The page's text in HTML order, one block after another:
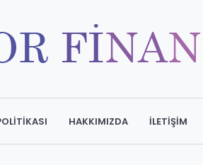
HAKKIMIZDA İLETIŞIM